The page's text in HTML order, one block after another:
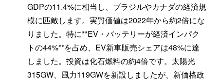
GDPの11.4%に相当し、ブラジルやカナダの経済規
模に匹敵します。実質価値は2022年から約2倍にな
りました。特に**EV・バッテリーが経済インパク
トの44%**を占め、EV新車販売シェアは48%に達
しました。投資は化石燃料の約4倍です。太陽光
315GW、風力119GWを新設しましたが、新価格政